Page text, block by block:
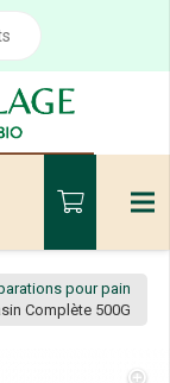
pour pain
Complète 500G